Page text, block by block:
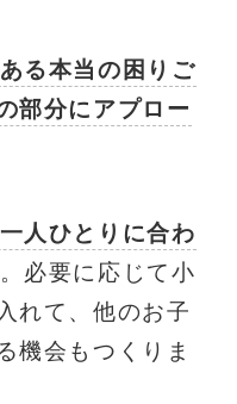
る本当の困りご
部分にアプロー
人ひとりに合わ
必要に応じて小
れて、他のお子
機会もつくりま